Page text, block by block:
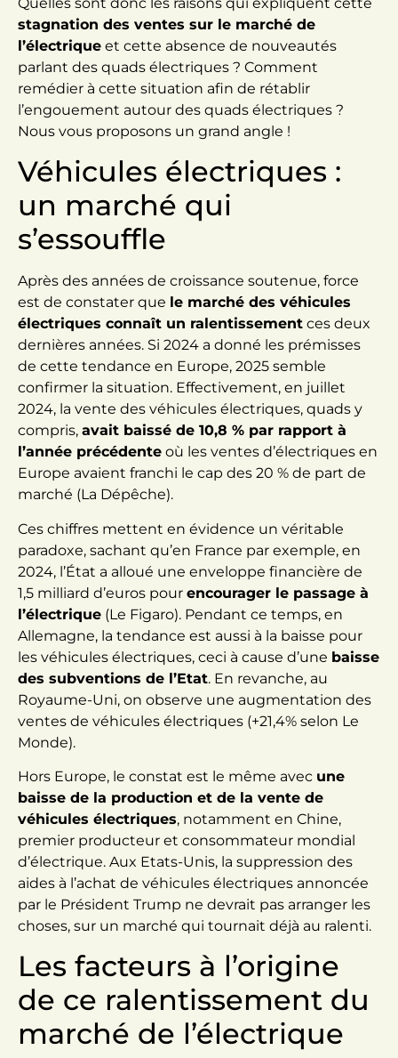
stagnation des ventes sur le marché de
l’électrique et cette absence de nouveautés
parlant des quads électriques ? Comment
remédier à cette situation afin de rétablir
l’engouement autour des quads électriques ?
Nous vous proposons un grand angle !
Véhicules électriques :
un marché qui
s’essouffle
Après des années de croissance soutenue, force
est de constater que le marché des véhicules
électriques connaît un ralentissement ces deux
dernières années. Si 2024 a donné les prémisses
de cette tendance en Europe, 2025 semble
confirmer la situation. Effectivement, en juillet
2024, la vente des véhicules électriques, quads y
compris, avait baissé de 10,8 % par rapport à
l’année précédente où les ventes d’électriques en
Europe avaient franchi le cap des 20 % de part de
marché (La Dépêche).
Ces chiffres mettent en évidence un véritable
paradoxe, sachant qu’en France par exemple, en
2024, l’État a alloué une enveloppe financière de
1,5 milliard d’euros pour encourager le passage à
l’électrique (Le Figaro). Pendant ce temps, en
Allemagne, la tendance est aussi à la baisse pour
les véhicules électriques, ceci à cause d’une baisse
des subventions de l’Etat. En revanche, au
Royaume-Uni, on observe une augmentation des
ventes de véhicules électriques (+21,4% selon Le
Monde).
Hors Europe, le constat est le même avec une
baisse de la production et de la vente de
véhicules électriques, notamment en Chine,
premier producteur et consommateur mondial
d’électrique. Aux Etats-Unis, la suppression des
aides à l’achat de véhicules électriques annoncée
par le Président Trump ne devrait pas arranger les
choses, sur un marché qui tournait déjà au ralenti.
Les facteurs à l’origine
de ce ralentissement du
marché de l’électrique